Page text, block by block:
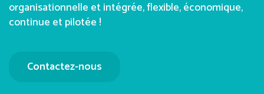
organisationnelle et intégrée, flexible, économique,
continue et pilotée !
Contactez-nous